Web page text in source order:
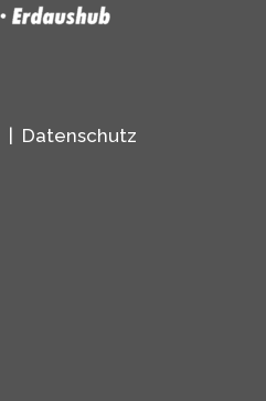
Datenschutz